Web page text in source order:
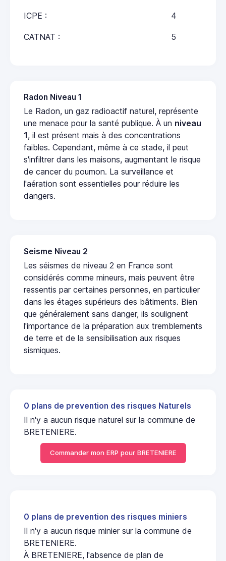
ICPE : 4
CATNAT : 5
Radon Niveau 1
Le Radon, un gaz radioactif naturel, représente
une menace pour la santé publique. À un niveau
1, il est présent mais à des concentrations
faibles. Cependant, même à ce stade, il peut
s'infiltrer dans les maisons, augmentant le risque
de cancer du poumon. La surveillance et
l'aération sont essentielles pour réduire les
dangers.
Seisme Niveau 2
Les séismes de niveau 2 en France sont
considérés comme mineurs, mais peuvent être
ressentis par certaines personnes, en particulier
dans les étages supérieurs des bâtiments. Bien
que généralement sans danger, ils soulignent
l'importance de la préparation aux tremblements
de terre et de la sensibilisation aux risques
sismiques.
0 plans de prevention des risques Naturels
Il n'y a aucun risque naturel sur la commune de
BRETENIERE.
Commander mon ERP pour BRETENIERE
0 plans de prevention des risques miniers
Il n'y a aucun risque minier sur la commune de
BRETENIERE.
À BRETENIERE, l'absence de plan de